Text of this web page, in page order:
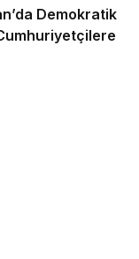
Demokratik